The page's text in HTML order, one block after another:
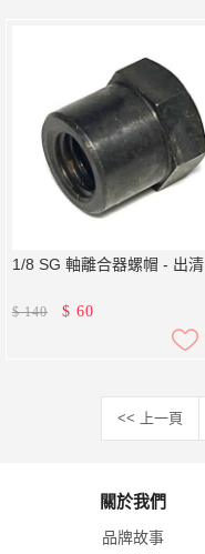
1/8 SG 軸離合器螺帽 - 出清
$140 $ 60
<< 上一頁
關於我們
品牌故事